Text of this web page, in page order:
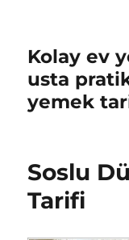
Kolay ev
usta
yemek
Soslu
Tarifi